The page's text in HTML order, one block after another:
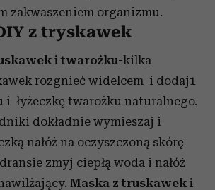
zakwaszeniem organizmu.
z tryskawek
i twarożku-kilka
rozgnieć widelcem i dodaj1
i łyżeczkę twarożku naturalnego.
dokładnie wymieszaj i
nałóż na oczyszczoną skórę
zmyj ciepłą woda i nałóż
Maska z truskawek i